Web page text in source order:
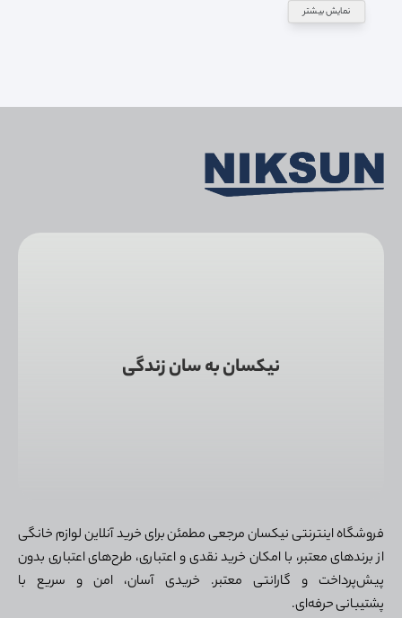
نمایش بیشتر
نیکسان به سان زندگی
فروشگاه اینترنتی نیکسان مرجعی مطمئن برای خرید آنلاین لوازم خانگی
از برندهای معتبر، با امکان خرید نقدی و اعتباری، طرح‌های اعتباری بدون
پیش‌پرداخت و گارانتی معتبر. خریدی آسان، امن و سریع با
پشتیبانی حرفه‌ای.